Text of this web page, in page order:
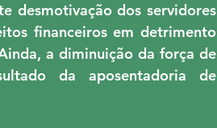
desmotivação dos servidores
financeiros em detrimento
a diminuição da força de
da aposentadoria de